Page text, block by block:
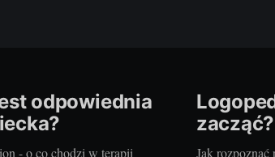
odpowiednia
- o co chodzi w terapii
zacząć?
Jak rozpoznać